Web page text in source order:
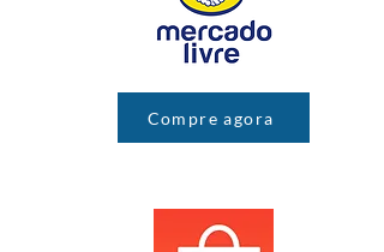
Compre agora